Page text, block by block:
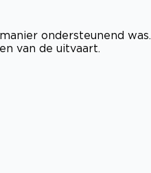
ondersteunend was.
van de uitvaart.